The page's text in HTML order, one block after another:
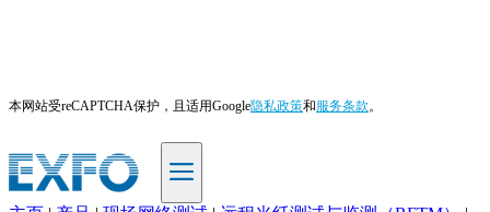
本网站受reCAPTCHA保护，且适用Google隐私政策和服务条款。